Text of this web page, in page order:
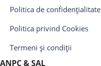
Politica de confidențialitate
Politica privind Cookies
Termeni și condiții
ANPC & SAL